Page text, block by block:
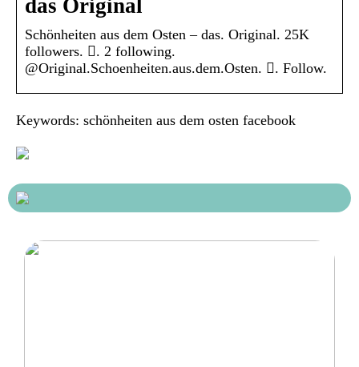
das Original
Schönheiten aus dem Osten – das. Original. 25K
followers. 󱞋. 2 following.
@Original.Schoenheiten.aus.dem.Osten. 󱙶. Follow.
Keywords: schönheiten aus dem osten facebook